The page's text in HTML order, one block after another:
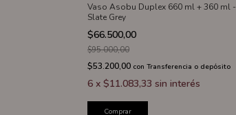
Vaso Asobu Duplex 660 ml + 360 ml -
Slate Grey
$66.500,00
$95.000,00
$53.200,00 con Transferencia o depósito
6 x $11.083,33 sin interés
Comprar